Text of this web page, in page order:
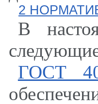
2
В
ГОСТ